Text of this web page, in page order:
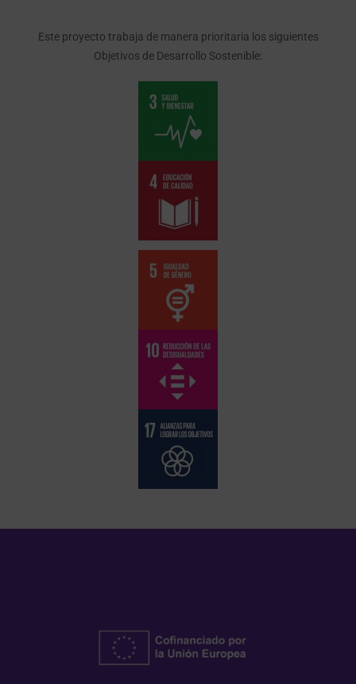
Este proyecto trabaja de manera prioritaria los siguientes
Objetivos de Desarrollo Sostenible: